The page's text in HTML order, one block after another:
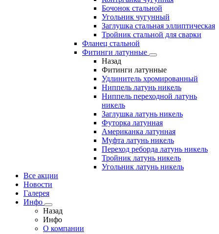
Бочонок стальной
Угольник чугунный
Заглушка стальная эллиптическая
Тройник стальной для сварки
Фланец стальной
Фитинги латунные
Назад
Фитинги латунные
Удлинитель хромированный
Ниппель латунь никель
Ниппель переходной латунь
никель
Заглушка латунь никель
Футорка латунная
Американка латунная
Муфта латунь никель
Переход реборда латунь никель
Тройник латунь никель
Угольник латунь никель
Все акции
Новости
Галерея
Инфо
Назад
Инфо
О компании